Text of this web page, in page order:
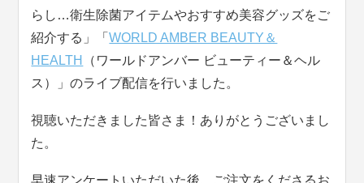
らし…衛生除菌アイテムやおすすめ美容グッズをご
紹介する」「WORLD AMBER BEAUTY＆
HEALTH
（ワールドアンバー ビューティー＆ヘル
ス）」のライブ配信を行いました。
視聴いただきました皆さま！ありがとうございまし
た。
早速アンケートいただいた後、ご注文をくださるお